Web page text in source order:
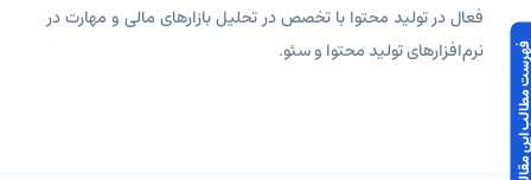
فعال در تولید محتوا با تخصص در تحلیل بازارهای مالی و مهارت در
نرم‌افزارهای تولید محتوا و سئو.
مقاله